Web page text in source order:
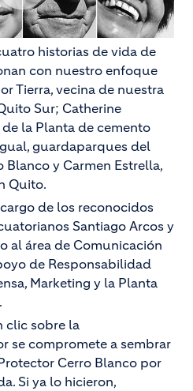
historias de vida de
con nuestro enfoque
Tierra, vecina de nuestra
Sur; Catherine
la Planta de cemento
guardaparques del
y Carmen Estrella,
Quito.
de los reconocidos
Santiago Arcos y
al área de Comunicación
de Responsabilidad
Marketing y la Planta
clic sobre la
se compromete a sembrar
Cerro Blanco por
Si ya lo hicieron,